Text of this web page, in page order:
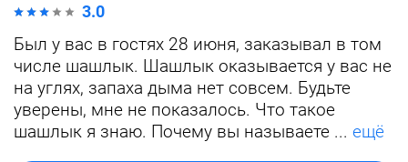
3.0
Был у вас в гостях 28 июня, заказывал в том
числе шашлык. Шашлык оказывается у вас не
на углях, запаха дыма нет совсем. Будьте
уверены, мне не показалось. Что такое
шашлык я знаю. Почему вы называете ... ещё